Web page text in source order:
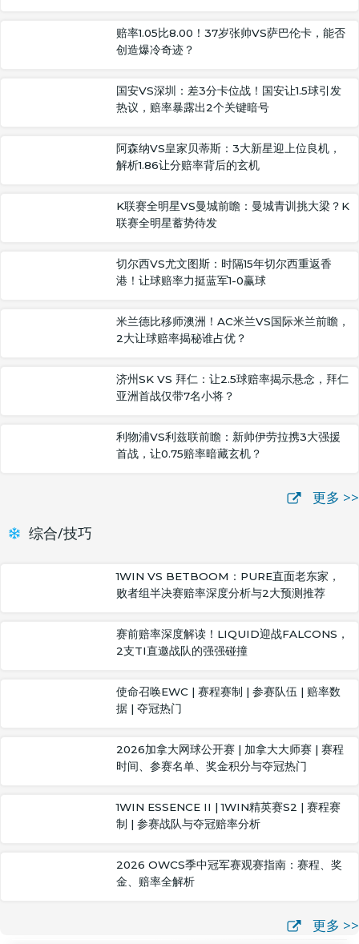
赔率1.05比8.00！37岁张帅VS萨巴伦卡，能否
创造爆冷奇迹？
国安VS深圳：差3分卡位战！国安让1.5球引发
热议，赔率暴露出2个关键暗号
阿森纳VS皇家贝蒂斯：3大新星迎上位良机，
解析1.86让分赔率背后的玄机
K联赛全明星VS曼城前瞻：曼城青训挑大梁？K
联赛全明星蓄势待发
切尔西VS尤文图斯：时隔15年切尔西重返香
港！让球赔率力挺蓝军1-0赢球
米兰德比移师澳洲！AC米兰VS国际米兰前瞻，
2大让球赔率揭秘谁占优？
济州SK VS 拜仁：让2.5球赔率揭示悬念，拜仁
亚洲首战仅带7名小将？
利物浦VS利兹联前瞻：新帅伊劳拉携3大强援
首战，让0.75赔率暗藏玄机？
更多 >>
综合/技巧
1WIN VS BETBOOM：PURE直面老东家，
败者组半决赛赔率深度分析与2大预测推荐
赛前赔率深度解读！LIQUID迎战FALCONS，
2支TI直邀战队的强强碰撞
使命召唤EWC | 赛程赛制 | 参赛队伍 | 赔率数
据 | 夺冠热门
2026加拿大网球公开赛 | 加拿大大师赛 | 赛程
时间、参赛名单、奖金积分与夺冠热门
1WIN ESSENCE II | 1WIN精英赛S2 | 赛程赛
制 | 参赛战队与夺冠赔率分析
2026 OWCS季中冠军赛观赛指南：赛程、奖
金、赔率全解析
更多 >>